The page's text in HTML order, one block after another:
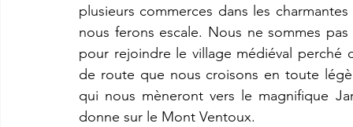
plusieurs commerces dans les
nous ferons escale. Nous ne sommes
pour rejoindre le village médiéval perché
de route que nous croisons en toute
qui nous mèneront vers le magnifique
donne sur le Mont Ventoux.